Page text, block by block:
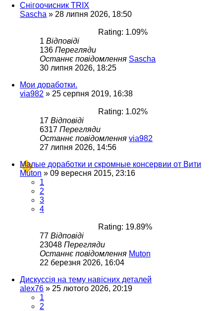
Снігоочисник TRIX
Sascha » 28 липня 2026, 18:50
Rating: 1.09%
1 Відповіді
136 Перегляди
Останнє повідомлення Sascha
30 липня 2026, 18:25
Мои доработки.
via982 » 25 серпня 2019, 16:38
Rating: 1.02%
17 Відповіді
6317 Перегляди
Останнє повідомлення via982
27 липня 2026, 14:56
Малые доработки и скромные консервии от Вити
Muton » 09 вересня 2015, 23:16
1
2
3
4
Rating: 19.89%
77 Відповіді
23048 Перегляди
Останнє повідомлення Muton
22 березня 2026, 16:04
Дискуссія на тему навісних деталей
alex76 » 25 лютого 2026, 20:19
1
2